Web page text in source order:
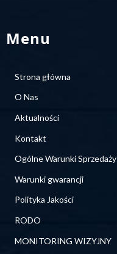
Menu
Strona główna
O Nas
Aktualności
Kontakt
Ogólne Warunki Sprzedaży
Warunki gwarancji
Polityka Jakości
RODO
MONITORING WIZYJNY